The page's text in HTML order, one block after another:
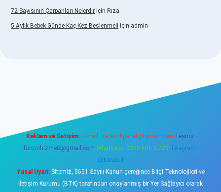
72 Sayısının Çarpanları Nelerdir için Rıza
5 Aylık Bebek Günde Kaç Kez Beslenmeli için admin
Reklam ve İletişim: E-mail: backlinkpaneli@gmail.com Teams:
forumhizmeti@gmail.com Whatsapp: 0262 606 0 726 Telegram:
@karabul
Yasal Uyarı:Sitemiz, 5651 Sayılı Kanun gereğince Bilgi Teknolojileri ve
İletişim Kurumu (BTK) tarafından onaylanmış bir Yer Sağlayıcı olarak